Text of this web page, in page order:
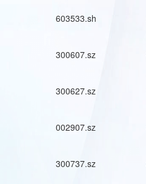
603533.sh
300607.sz
300627.sz
002907.sz
300737.sz